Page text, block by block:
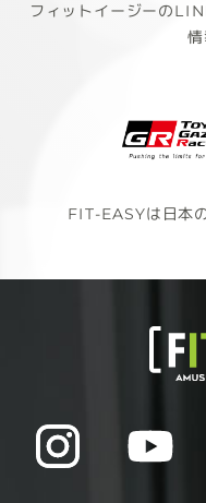
フィットイージーの
FIT-EASYは日本